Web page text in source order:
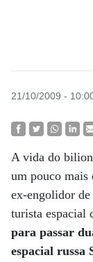
21/10/2009 -
A vida do
um pouco mais
ex-engolidor
turista espacial
para passar
espacial russa